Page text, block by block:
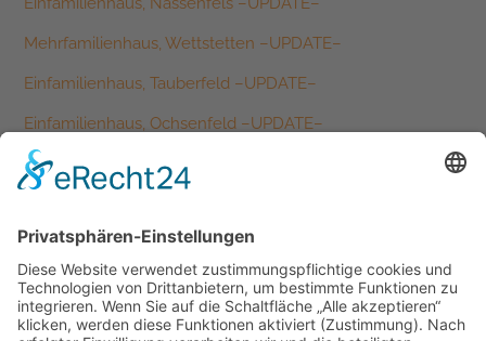
Mehrfamilienhaus, Wettstetten –UPDATE–
Einfamilienhaus, Tauberfeld –UPDATE–
Einfamilienhaus, Ochsenfeld –UPDATE–
Einfamilienhaus, Schernfeld –UPDATE–
Kategorien
Allgemein